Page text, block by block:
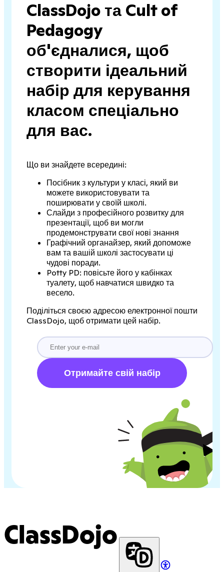
ClassDojo та Cult of
Pedagogy
об'єдналися, щоб
створити ідеальний
набір для керування
класом спеціально
для вас.
Що ви знайдете всередині:
Посібник з культури у класі, який ви
можете використовувати та
поширювати у своїй школі.
Слайди з професійного розвитку для
презентації, щоб ви могли
продемонструвати свої нові знання
Графічний органайзер, який допоможе
вам та вашій школі застосувати ці
чудові поради.
Potty PD: повісьте його у кабінках
туалету, щоб навчатися швидко та
весело.
Поділіться своєю адресою електронної пошти
ClassDojo, щоб отримати цей набір.
Отримайте свій набір
ClassDojo